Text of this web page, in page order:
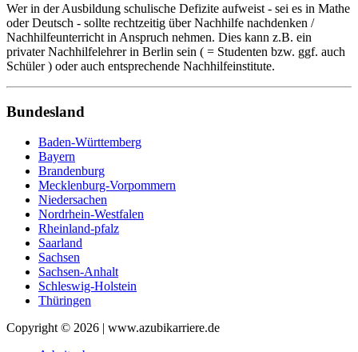
Wer in der Ausbildung schulische Defizite aufweist - sei es in Mathe
oder Deutsch - sollte rechtzeitig über Nachhilfe nachdenken /
Nachhilfeunterricht in Anspruch nehmen. Dies kann z.B. ein
privater Nachhilfelehrer in Berlin sein ( = Studenten bzw. ggf. auch
Schüler ) oder auch entsprechende Nachhilfeinstitute.
Bundesland
Baden-Württemberg
Bayern
Brandenburg
Mecklenburg-Vorpommern
Niedersachen
Nordrhein-Westfalen
Rheinland-pfalz
Saarland
Sachsen
Sachsen-Anhalt
Schleswig-Holstein
Thüringen
Copyright © 2026 | www.azubikarriere.de